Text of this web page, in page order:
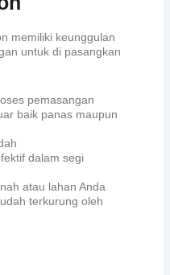
memiliki keunggulan
untuk di pasangkan
pemasangan
baik panas maupun
dalam segi
atau lahan Anda
terkurung oleh